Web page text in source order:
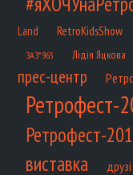
Land
RetroKidsShow
ЗАЗ*965 Лідія Яцкова
прес-центр
Ретрофест-
Ретрофест-
виставка друзі